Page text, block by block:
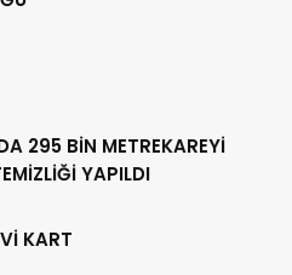
295 BİN METREKAREYİ
YAPILDI
KART